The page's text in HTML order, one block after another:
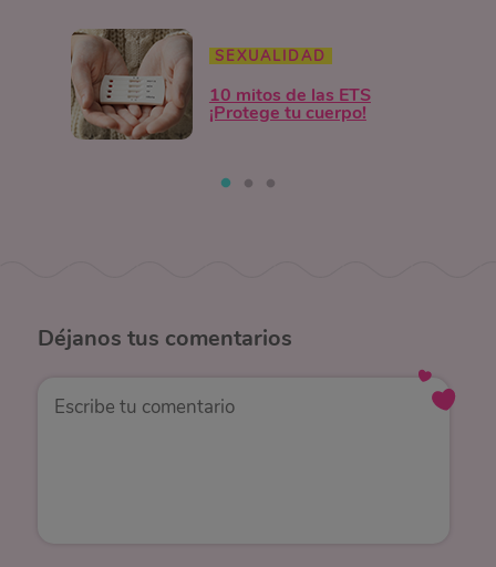
SEXUALIDAD
10 mitos de las ETS
¡Protege tu cuerpo!
Déjanos tus comentarios